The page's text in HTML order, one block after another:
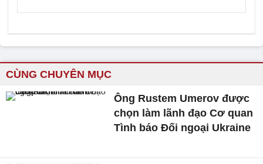
CÙNG CHUYÊN MỤC
Ông Rustem Umerov được
chọn làm lãnh đạo Cơ quan
Tình báo Đối ngoại Ukraine